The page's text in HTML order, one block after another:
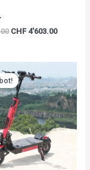
CHF4'603.00
price
was:
CHF 1'680.00.
price
is:
CHF